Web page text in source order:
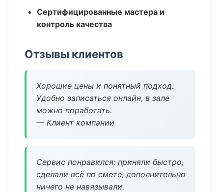
Сертифицированные мастера и
контроль качества
Отзывы клиентов
Хорошие цены и понятный подход.
Удобно записаться онлайн, в зале
можно поработать.
— Клиент компании
Сервис понравился: приняли быстро,
сделали всё по смете, дополнительно
ничего не навязывали.